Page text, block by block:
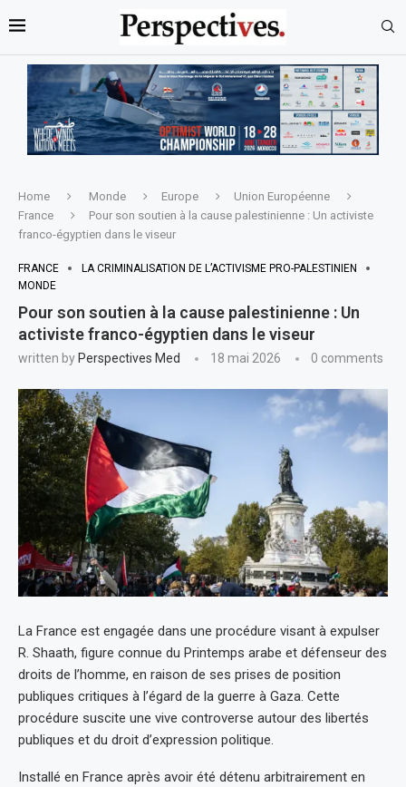
Home Monde Europe
Union Européenne
France
Pour son soutien à la cause palestinienne : Un activiste
franco-égyptien dans le viseur
FRANCE
LA CRIMINALISATION DE L’ACTIVISME PRO-PALESTINIEN
MONDE
Pour son soutien à la cause palestinienne : Un
activiste franco-égyptien dans le viseur
written by Perspectives Med 18 mai 2026 0 comments
La France est engagée dans une procédure visant à expulser
R. Shaath, figure connue du Printemps arabe et défenseur des
droits de l’homme, en raison de ses prises de position
publiques critiques à l’égard de la guerre à Gaza. Cette
procédure suscite une vive controverse autour des libertés
publiques et du droit d’expression politique.
Installé en France après avoir été détenu arbitrairement en